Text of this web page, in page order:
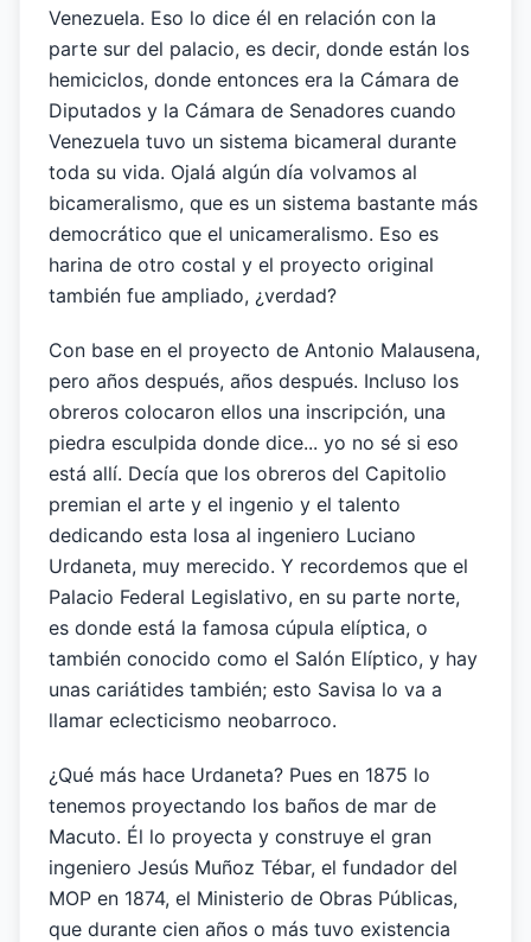
Venezuela. Eso lo dice él en relación con la
parte sur del palacio, es decir, donde están los
hemiciclos, donde entonces era la Cámara de
Diputados y la Cámara de Senadores cuando
Venezuela tuvo un sistema bicameral durante
toda su vida. Ojalá algún día volvamos al
bicameralismo, que es un sistema bastante más
democrático que el unicameralismo. Eso es
harina de otro costal y el proyecto original
también fue ampliado, ¿verdad?
Con base en el proyecto de Antonio Malausena,
pero años después, años después. Incluso los
obreros colocaron ellos una inscripción, una
piedra esculpida donde dice... yo no sé si eso
está allí. Decía que los obreros del Capitolio
premian el arte y el ingenio y el talento
dedicando esta losa al ingeniero Luciano
Urdaneta, muy merecido. Y recordemos que el
Palacio Federal Legislativo, en su parte norte,
es donde está la famosa cúpula elíptica, o
también conocido como el Salón Elíptico, y hay
unas cariátides también; esto Savisa lo va a
llamar eclecticismo neobarroco.
¿Qué más hace Urdaneta? Pues en 1875 lo
tenemos proyectando los baños de mar de
Macuto. Él lo proyecta y construye el gran
ingeniero Jesús Muñoz Tébar, el fundador del
MOP en 1874, el Ministerio de Obras Públicas,
que durante cien años o más tuvo existencia